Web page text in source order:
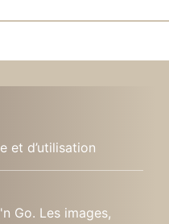
et d’utilisation
Go. Les images,